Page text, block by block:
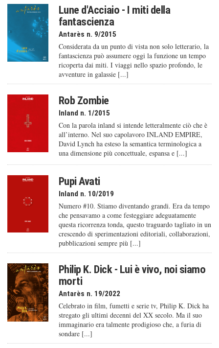
Lune d'Acciaio - I miti della
fantascienza
Antarès n. 9/2015
Considerata da un punto di vista non solo letterario, la
fantascienza può assumere oggi la funzione un tempo
ricoperta dai miti. I viaggi nello spazio profondo, le
avventure in galassie [...]
Rob Zombie
Inland n. 1/2015
Con la parola inland si intende letteralmente ciò che è
all’interno. Nel suo capolavoro INLAND EMPIRE,
David Lynch ha esteso la semantica terminologica a
una dimensione più concettuale, espansa e [...]
Pupi Avati
Inland n. 10/2019
Numero #10. Stiamo diventando grandi. Era da tempo
che pensavamo a come festeggiare adeguatamente
questa ricorrenza tonda, questo traguardo tagliato in un
crescendo di sperimentazioni editoriali, collaborazioni,
pubblicazioni sempre più [...]
Philip K. Dick - Lui è vivo, noi siamo
morti
Antarès n. 19/2022
Celebrato in film, fumetti e serie tv, Philip K. Dick ha
stregato gli ultimi decenni del XX secolo. Ma il suo
immaginario era talmente prodigioso che, a furia di
sondare [...]